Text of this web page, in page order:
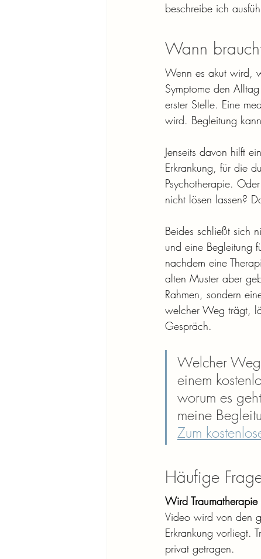
beschreibe ich
Wann
Wenn es akut wird,
Symptome den
erster Stelle. Eine
wird. Begleitung
Jenseits davon hilft
Erkrankung, für die
Psychotherapie.
nicht lösen lassen?
Beides schließt sich
und eine Begleitung
nachdem eine
alten Muster aber
Rahmen, sondern
welcher Weg trägt,
Gespräch.
Welcher Weg
einem
worum es
meine
Zum
Häufige
Wird
Video wird von den
Erkrankung vorliegt.
privat getragen.